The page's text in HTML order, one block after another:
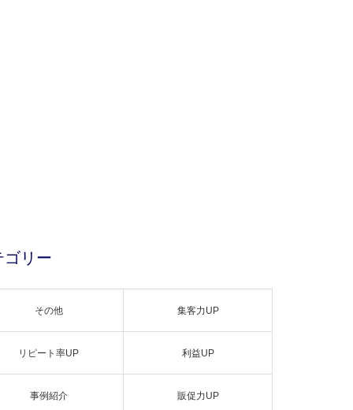
ゴリー
その他 集客力UP
リピート率UP 利益UP
事例紹介 販促力UP